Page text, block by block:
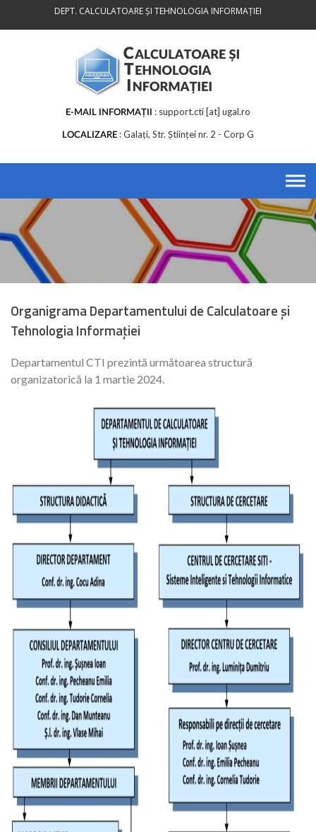
DEPT. CALCULATOARE ȘI TEHNOLOGIA INFORMAȚIEI
E-MAIL INFORMAȚII support.cti [at] ugal.ro
LOCALIZARE Galați, Str. Științei nr. 2 - Corp G
Organigrama Departamentului de Calculatoare și
Tehnologia Informației
Departamentul CTI prezintă următoarea structură
organizatorică la 1 martie 2024.